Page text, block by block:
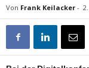
Von Frank Keilacker -